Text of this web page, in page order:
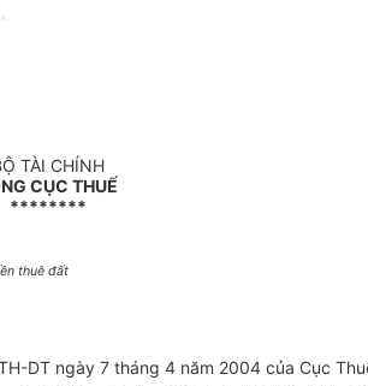
TÀI CHÍNH
CỤC THUẾ
********
thuê đất
DT ngày 7 tháng 4 năm 2004 của Cục